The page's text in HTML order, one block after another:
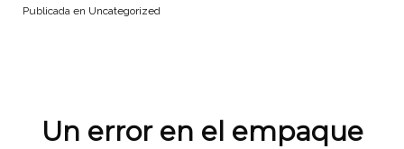
Publicada en Uncategorized
Un error en el empaque